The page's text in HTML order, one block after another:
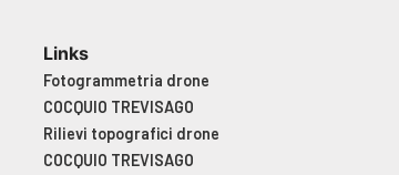
Links
Fotogrammetria drone
COCQUIO TREVISAGO
Rilievi topografici drone
COCQUIO TREVISAGO